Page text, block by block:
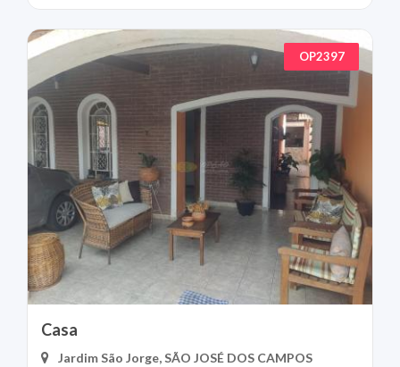
OP2397
Casa
Jardim São Jorge, SÃO JOSÉ DOS CAMPOS